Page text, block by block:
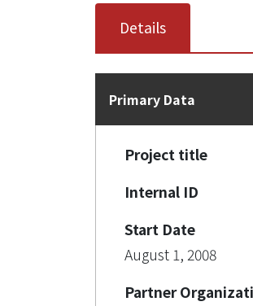
Details
Primary Data
Project title
Internal ID
Start Date
August 1, 2008
Partner